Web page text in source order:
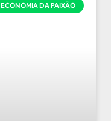
ECONOMIA DA PAIXÃO